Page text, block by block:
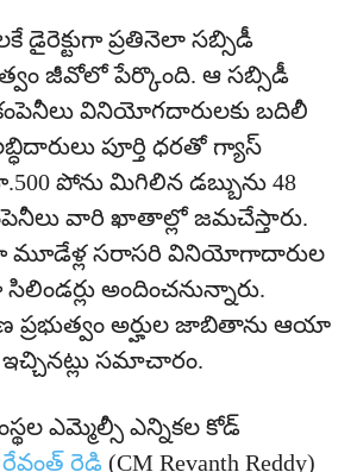
డైరెక్టుగా ప్రతినెలా సబ్సిడీ
జీవోలో పేర్కొంది. ఆ సబ్సిడీ
వినియోగదారులకు బదిలీ
పూర్తి ధరతో గ్యాస్
పోను మిగిలిన డబ్బును 48
వారి ఖాతాల్లో జమచేస్తారు.
మూడేళ్ల సరాసరి వినియోగాదారుల
అందించనున్నారు.
ప్రభుత్వం అర్హుల జాబితాను ఆయా
ఇచ్చినట్లు సమాచారం.
ఎమ్మెల్సీ ఎన్నికల కోడ్
రెడ్డి (CM Revanth Reddy)